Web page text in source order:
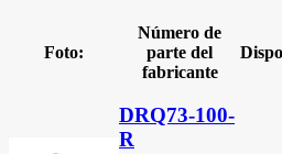
Foto:
Número de
parte del
fabricante
DRQ73-100-
R